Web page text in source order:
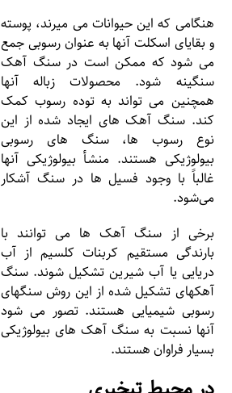
هنگامی که این حیوانات می میرند، پوسته
و بقایای اسکلت آنها به عنوان رسوبی جمع
می شود که ممکن است در سنگ آهک
سنگینه شود. محصولات زباله آنها
همچنین می تواند به توده رسوب کمک
کند. سنگ آهک های ایجاد شده از این
نوع رسوب ها، سنگ های رسوبی
بیولوژیکی هستند. منشأ بیولوژیکی آنها
غالباً با وجود فسیل ها در سنگ آشکار
می‌شود.
برخی از سنگ آهک ها می توانند با
بارندگی مستقیم کربنات کلسیم از آب
دریایی یا آب شیرین تشکیل شوند. سنگ
آهکهای تشکیل شده از این روش سنگهای
رسوبی شیمیایی هستند. تصور می شود
آنها نسبت به سنگ آهک های بیولوژیکی
بسیار فراوان هستند.